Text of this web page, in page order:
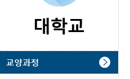
대학교
교양과정